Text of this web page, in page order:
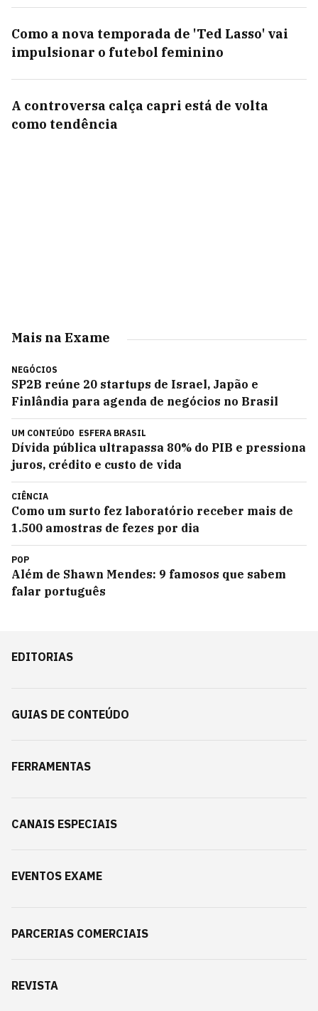
Como a nova temporada de 'Ted Lasso' vai
impulsionar o futebol feminino
A controversa calça capri está de volta
como tendência
Mais na Exame
NEGÓCIOS
SP2B reúne 20 startups de Israel, Japão e
Finlândia para agenda de negócios no Brasil
UM CONTEÚDO ESFERA BRASIL
Dívida pública ultrapassa 80% do PIB e pressiona
juros, crédito e custo de vida
CIÊNCIA
Como um surto fez laboratório receber mais de
1.500 amostras de fezes por dia
POP
Além de Shawn Mendes: 9 famosos que sabem
falar português
EDITORIAS
GUIAS DE CONTEÚDO
FERRAMENTAS
CANAIS ESPECIAIS
EVENTOS EXAME
PARCERIAS COMERCIAIS
REVISTA